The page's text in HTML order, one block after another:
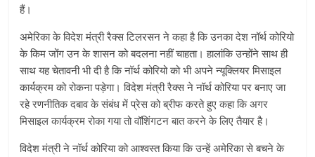
हैं।
अमेरिका के विदेश मंत्री रैक्स टिलरसन ने कहा है कि उनका देश नॉर्थ कोरियो
के किम जोंग उन के शासन को बदलना नहीं चाहता। हालांकि उन्होंने साथ ही
साथ यह चेतावनी भी दी है कि नॉर्थ कोरियो को भी अपने न्यूक्लियर मिसाइल
कार्यक्रम को रोकना पड़ेगा। विदेश मंत्री रैक्स ने नॉर्थ कोरिया पर बनाए जा
रहे रणनीतिक दबाव के संबंध में प्रेस को ब्रीफ करते हुए कहा कि अगर
मिसाइल कार्यक्रम रोका गया तो वॉशिंगटन बात करने के लिए तैयार है।
विदेश मंत्री ने नॉर्थ कोरिया को आश्वस्त किया कि उन्हें अमेरिका से बचने के